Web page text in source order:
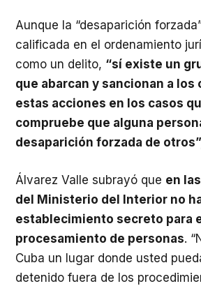
Aunque la “desaparición
calificada en el ordenamiento
como un delito, “sí existe un
que abarcan y sancionan a los
estas acciones en los casos
compruebe que alguna
desaparición forzada de
Álvarez Valle subrayó que en
del Ministerio del Interior no
establecimiento secreto para
procesamiento de personas.
Cuba un lugar donde usted
detenido fuera de los